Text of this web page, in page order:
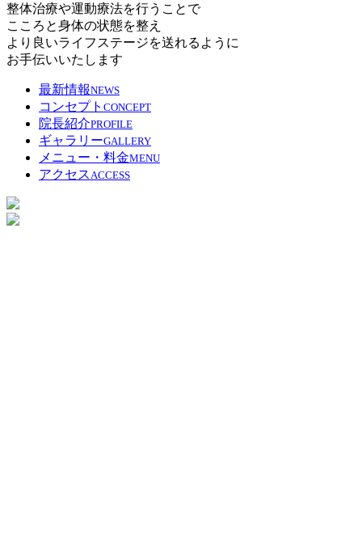
整体治療や運動療法を行うことで
こころと身体の状態を整え
より良いライフステージを送れるように
お手伝いいたします
最新情報NEWS
コンセプト CONCEPT
院長紹介PROFILE
ギャラリーGALLERY
メニュー・料金MENU
アクセス ACCESS